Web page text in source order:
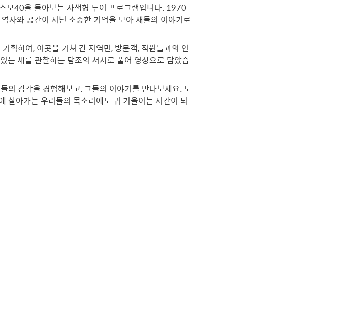
모40을 돌아보는 사색형 투어 프로그램입니다. 1970
사와 공간이 지닌 소중한 기억을 모아 새들의 이야기로
획하여, 이곳을 거쳐 간 지역민, 방문객, 직원들과의 인
는 새를 관찰하는 탐조의 서사로 풀어 영상으로 담았습
의 감각을 경험해보고, 그들의 이야기를 만나보세요. 도
살아가는 우리들의 목소리에도 귀 기울이는 시간이 되